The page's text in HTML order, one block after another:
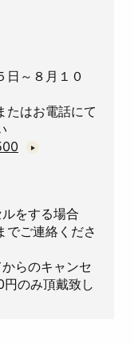
日～８月１０
たはお電話にて
をする場合
でご連絡くださ
らのキャンセ
のみ頂戴致し